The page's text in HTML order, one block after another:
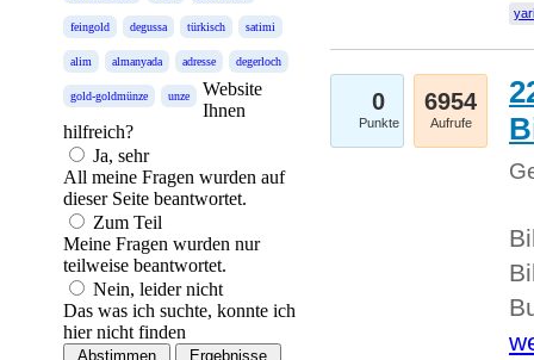
feingold degussa türkisch satimi
alim almanyada adresse degerloch
gold-goldmünze unze
Website
Ihnen
hilfreich?
Ja, sehr
All meine Fragen wurden auf
dieser Seite beantwortet.
Zum Teil
Meine Fragen wurden nur
teilweise beantwortet.
Nein, leider nicht
Das was ich suchte, konnte ich
hier nicht finden
0
Punkte
6954
Aufrufe